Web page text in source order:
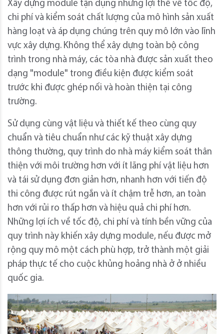
Xây dựng module tận dụng những lợi thế về tốc độ,
chi phí và kiểm soát chất lượng của mô hình sản xuất
hàng loạt và áp dụng chúng trên quy mô lớn vào lĩnh
vực xây dựng. Không thể xây dựng toàn bộ công
trình trong nhà máy, các tòa nhà được sản xuất theo
dạng "module" trong điều kiện được kiểm soát
trước khi được ghép nối và hoàn thiện tại công
trường.
Sử dụng cùng vật liệu và thiết kế theo cùng quy
chuẩn và tiêu chuẩn như các kỹ thuật xây dựng
thông thường, quy trình do nhà máy kiểm soát thân
thiện với môi trường hơn với ít lãng phí vật liệu hơn
và tái sử dụng đơn giản hơn, nhanh hơn với tiến độ
thi công được rút ngắn và ít chậm trễ hơn, an toàn
hơn với rủi ro thấp hơn và hiệu quả chi phí hơn.
Những lợi ích về tốc độ, chi phí và tính bền vững của
quy trình này khiến xây dựng module, nếu được mở
rộng quy mô một cách phù hợp, trở thành một giải
pháp thực tế cho cuộc khủng hoảng nhà ở ở nhiều
quốc gia.